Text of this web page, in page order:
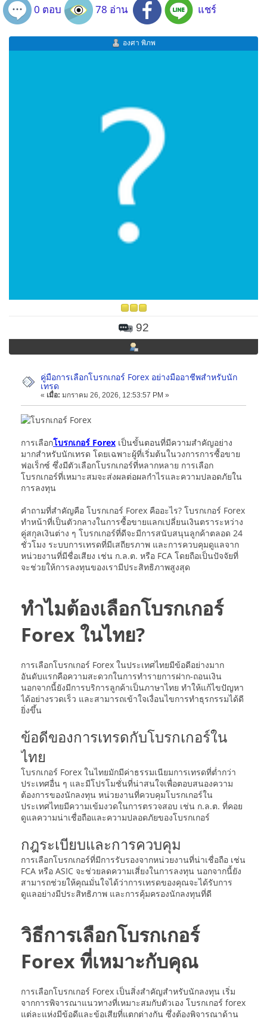
0 ตอบ 78 อ่าน แชร์
องศา พิภพ
92
คู่มือการเลือกโบรกเกอร์ Forex อย่างมืออาชีพสำหรับนัก
เทรด
« เมื่อ: มกราคม 26, 2026, 12:53:57 PM »
การเลือกโบรกเกอร์ Forex เป็นขั้นตอนที่มีความสำคัญอย่าง
มากสำหรับนักเทรด โดยเฉพาะผู้ที่เริ่มต้นในวงการการซื้อขาย
ฟอเร็กซ์ ซึ่งมีตัวเลือกโบรกเกอร์ที่หลากหลาย การเลือก
โบรกเกอร์ที่เหมาะสมจะส่งผลต่อผลกำไรและความปลอดภัยใน
การลงทุน
คำถามที่สำคัญคือ โบรกเกอร์ Forex คืออะไร? โบรกเกอร์ Forex
ทำหน้าที่เป็นตัวกลางในการซื้อขายแลกเปลี่ยนเงินตราระหว่าง
คู่สกุลเงินต่าง ๆ โบรกเกอร์ที่ดีจะมีการสนับสนุนลูกค้าตลอด 24
ชั่วโมง ระบบการเทรดที่มีเสถียรภาพ และการควบคุมดูแลจาก
หน่วยงานที่มีชื่อเสียง เช่น ก.ล.ต. หรือ FCA โดยถือเป็นปัจจัยที่
จะช่วยให้การลงทุนของเรามีประสิทธิภาพสูงสุด
ทำไมต้องเลือกโบรกเกอร์
Forex ในไทย?
การเลือกโบรกเกอร์ Forex ในประเทศไทยมีข้อดีอย่างมาก
อันดับแรกคือความสะดวกในการทำรายการฝาก-ถอนเงิน
นอกจากนี้ยังมีการบริการลูกค้าเป็นภาษาไทย ทำให้แก้ไขปัญหา
ได้อย่างรวดเร็ว และสามารถเข้าใจเงื่อนไขการทำธุรกรรมได้ดี
ยิ่งขึ้น
ข้อดีของการเทรดกับโบรกเกอร์ใน
ไทย
โบรกเกอร์ Forex ในไทยมักมีค่าธรรมเนียมการเทรดที่ต่ำกว่า
ประเทศอื่น ๆ และมีโปรโมชั่นที่น่าสนใจเพื่อตอบสนองความ
ต้องการของนักลงทุน หน่วยงานที่ควบคุมโบรกเกอร์ใน
ประเทศไทยมีความเข้มงวดในการตรวจสอบ เช่น ก.ล.ต. ที่คอย
ดูแลความน่าเชื่อถือและความปลอดภัยของโบรกเกอร์
กฎระเบียบและการควบคุม
การเลือกโบรกเกอร์ที่มีการรับรองจากหน่วยงานที่น่าเชื่อถือ เช่น
FCA หรือ ASIC จะช่วยลดความเสี่ยงในการลงทุน นอกจากนี้ยัง
สามารถช่วยให้คุณมั่นใจได้ว่าการเทรดของคุณจะได้รับการ
ดูแลอย่างมีประสิทธิภาพ และการคุ้มครองนักลงทุนที่ดี
วิธีการเลือกโบรกเกอร์
Forex ที่เหมาะกับคุณ
การเลือกโบรกเกอร์ Forex เป็นสิ่งสำคัญสำหรับนักลงทุน เริ่ม
จากการพิจารณาแนวทางที่เหมาะสมกับตัวเอง โบรกเกอร์ forex
แต่ละแห่งมีข้อดีและข้อเสียที่แตกต่างกัน ซึ่งต้องพิจารณาด้าน